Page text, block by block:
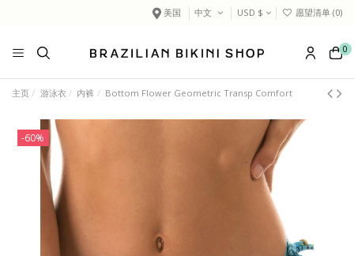
美国 中文 USD $ 愿望清单 (0)
0
主页 游泳衣 内裤 Bottom Flower Geometric Transp Comfort
-60%